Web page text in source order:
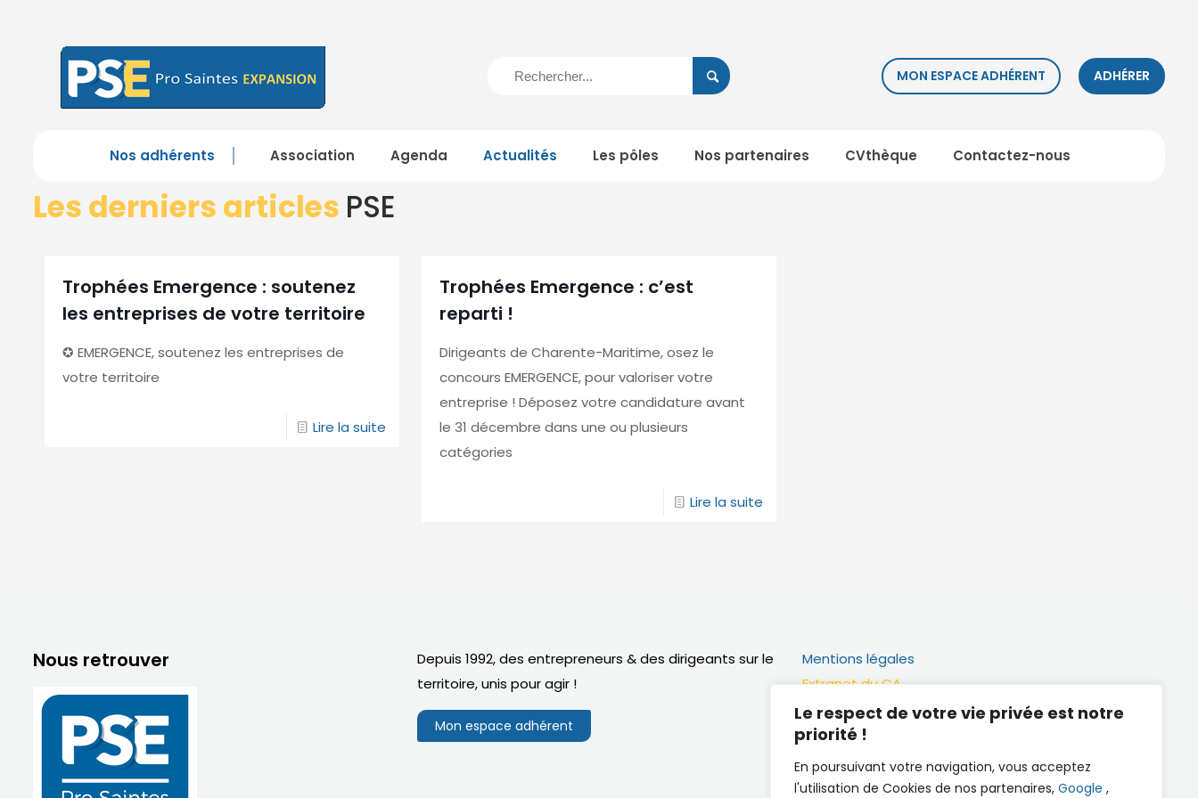
Le respect de votre vie privée est notre
priorité !
En poursuivant votre navigation, vous acceptez
l'utilisation de Cookies de nos partenaires, Google ,
MON ESPACE ADHÉRENT ADHÉRER
Nos adhérents Association Agenda Actualités Les pôles Nos partenaires CVthèque Contactez-nous
Les derniers articles PSE
Trophées Emergence : soutenez
les entreprises de votre territoire
✪ EMERGENCE, soutenez les entreprises de
votre territoire
Lire la suite
Trophées Emergence : c’est
reparti !
Dirigeants de Charente-Maritime, osez le
concours EMERGENCE, pour valoriser votre
entreprise ! Déposez votre candidature avant
le 31 décembre dans une ou plusieurs
catégories
Lire la suite
Nous retrouver
Depuis 1992, des entrepreneurs & des dirigeants sur le
territoire,unis pour agir !
Mon espace adhérent
Mentions légales
Extranet du CA
Réalisation
Documents utiles